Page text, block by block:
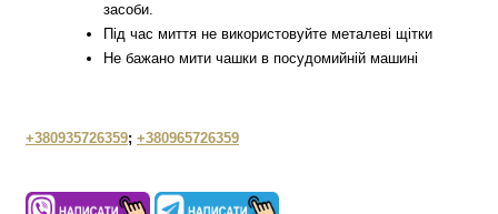
засоби.
Під час миття не використовуйте металеві щітки
Не бажано мити чашки в посудомийній машині
+380935726359; +380965726359